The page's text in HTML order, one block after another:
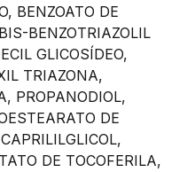
BENZOATO DE
BENZOTRIAZOLIL
GLICOSÍDEO,
TRIAZONA,
PROPANODIOL,
DE
DE TOCOFERILA,